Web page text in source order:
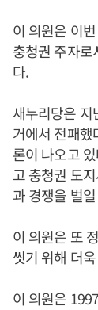
이 의원은 이
충청권 주자로
다.
새누리당은 지
거에서 전패했
론이 나오고
고 충청권 도
과 경쟁을 벌
이 의원은 또
씻기 위해 더
이 의원은